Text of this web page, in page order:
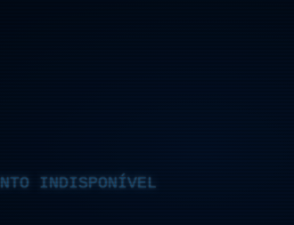
INDISPONÍVEL